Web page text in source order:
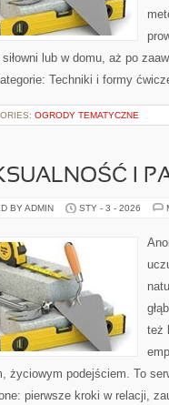
siłowni lub w domu, aż po
Techniki i formy
OGRODY TEMATYCZNE
I
BY ADMIN STY - 3 - 2026
też
życiowym podejściem. To
pierwsze kroki w relacji,